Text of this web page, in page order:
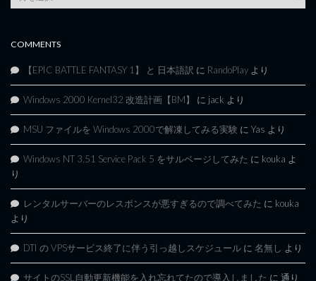
Archives
COMMENTS
【EPIC BATTLE FANTASY 1】 と 日本語訳 に RandoPlay より
Windows 2000 Kernel32 改造計画【BM】 に jack より
MSU ファイルを Windows 2000で解凍してみる実験 に Yas より
Windows NT 3.51 Service Pack 5 をサルベージしてみた に kouka よ
り
レンタルサーバーのレスポンスが悪すぎるので調べてみた に kouka
より
DTI の VPSサービス終了に伴う引っ越しスケジュール に 名無し より
サイトのSSL自動更新機能を入れ忘れてたので導入しました に 通り